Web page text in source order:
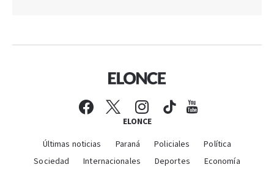
ELONCE
Últimas noticias Paraná Policiales
Política
Sociedad
Internacionales Deportes
Economía